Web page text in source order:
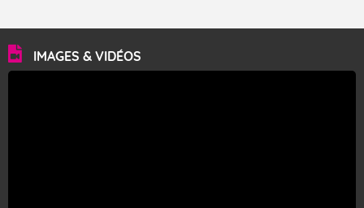
IMAGES & VIDÉOS